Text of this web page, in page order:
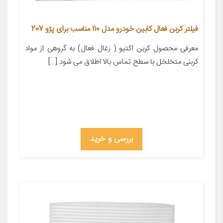
فیلتر کربن فعال کابین خودرو مدل 110 مناسب برای پژو 207
معرفی محصول کربن اکتیو ( زغال فعال) به گروهی از مواد
کربنی متخلخل با سطح تماس بالا اطلاق می شود […]
بررسی و خرید